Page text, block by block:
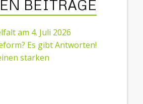
BEITRÄGE
am 4. Juli 2026
Es gibt Antworten!
starken